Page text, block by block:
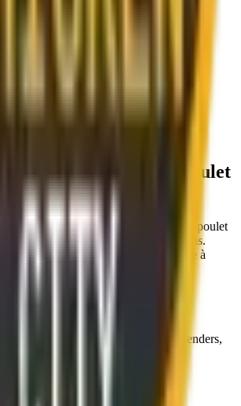
Burgers, Tacos et Poulet
Josneset Savourez !
guster nos dé licieux burgers, tacos et poulet
dients frais.
et profitez d une livraison rapide à
Josnes
Mer (41500). Tenders,
!